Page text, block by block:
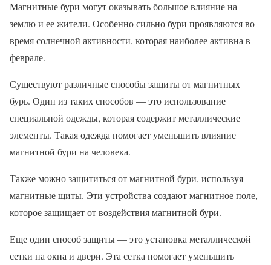
Магнитные бури могут оказывать большое влияние на
землю и ее жители. Особенно сильно бури проявляются во
время солнечной активности, которая наиболее активна в
феврале.
Существуют различные способы защиты от магнитных
бурь. Один из таких способов — это использование
специальной одежды, которая содержит металлические
элементы. Такая одежда помогает уменьшить влияние
магнитной бури на человека.
Также можно защититься от магнитной бури, используя
магнитные щиты. Эти устройства создают магнитное поле,
которое защищает от воздействия магнитной бури.
Еще один способ защиты — это установка металлической
сетки на окна и двери. Эта сетка помогает уменьшить